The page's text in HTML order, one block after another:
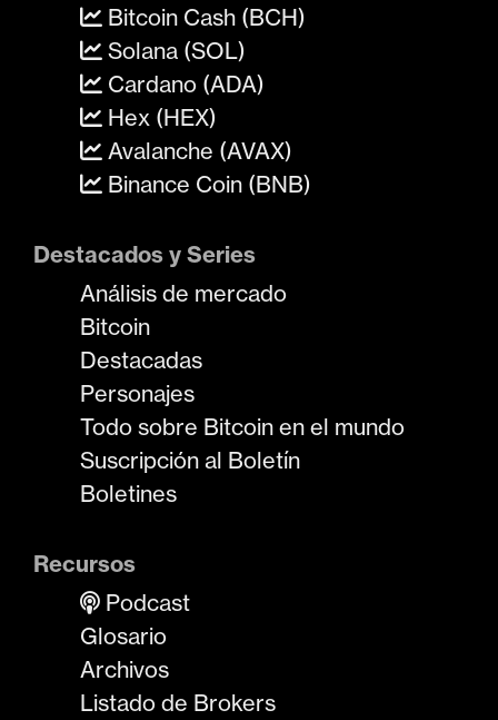
Bitcoin Cash (BCH)
Solana (SOL)
Cardano (ADA)
Hex (HEX)
Avalanche (AVAX)
Binance Coin (BNB)
Destacados y Series
Análisis de mercado
Bitcoin
Destacadas
Personajes
Todo sobre Bitcoin en el mundo
Suscripción al Boletín
Boletines
Recursos
Podcast
Glosario
Archivos
Listado de Brokers